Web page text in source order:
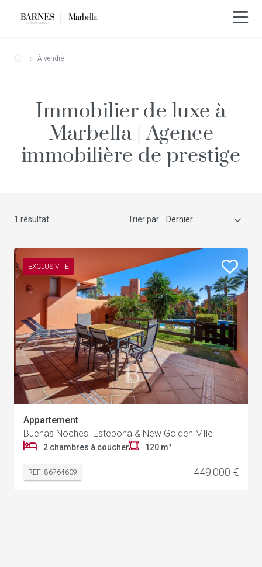
À vendre
Immobilier de luxe à
Marbella | Agence
immobilière de prestige
1 résultat Trier par Dernier
EXCLUSIVITÉ
Appartement
Buenas Noches Estepona & New Golden MIle
2 chambres à coucher 120 m²
REF: 86764609 449.000 €